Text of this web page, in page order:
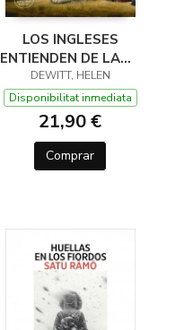
LOS INGLESES
ENTIENDEN DE LANA
(Y OTROS TRUCOS)
DEWITT, HELEN
Disponibilitat inmediata
21,90 €
Comprar